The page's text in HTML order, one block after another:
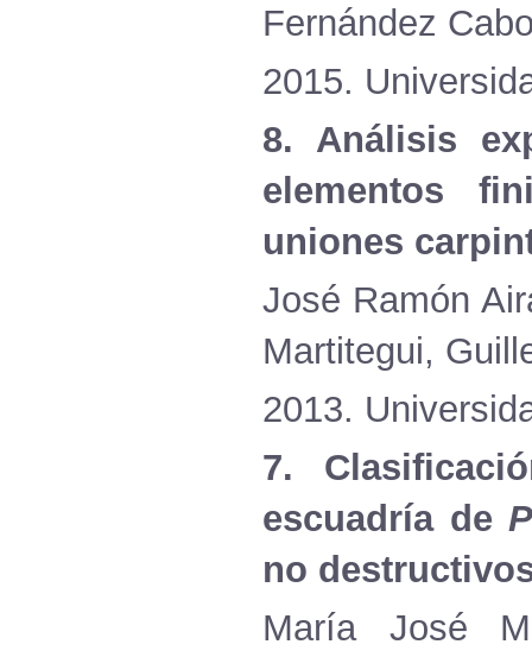
Fernández
2015.
8. Análisis
elementos
uniones
José Ramón
Martitegui,
2013.
7.
escuadríade
no
María
José